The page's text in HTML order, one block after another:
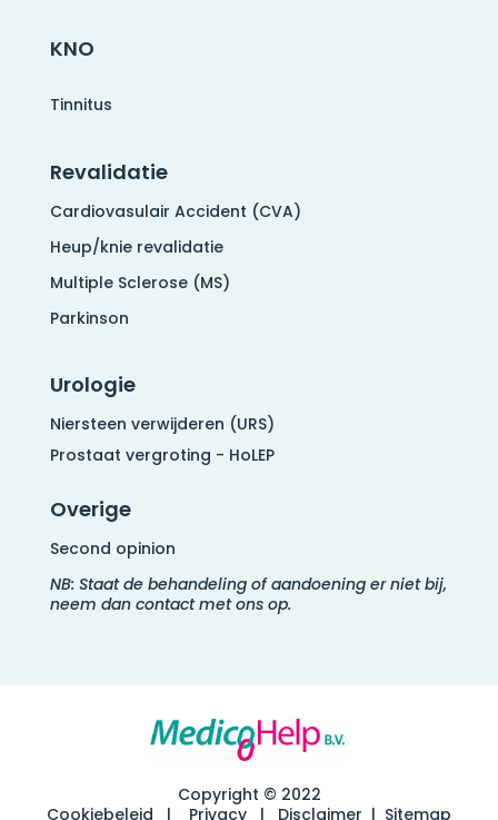
KNO
Tinnitus
Revalidatie
Cardiovasulair Accident (CVA)
Heup/knie revalidatie
Multiple Sclerose (MS)
Parkinson
Urologie
Niersteen verwijderen (URS)
Prostaat vergroting - HoLEP
Overige
Second opinion
NB: Staat de behandeling of aandoening er niet bij,
neem dan contact met ons op.
Copyright © 2022
Cookiebeleid | Privacy | Disclaimer | Sitemap